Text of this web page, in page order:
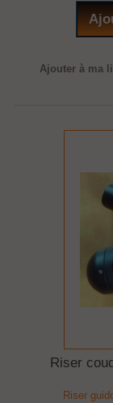
Ajouter à ma
Riser
Riser